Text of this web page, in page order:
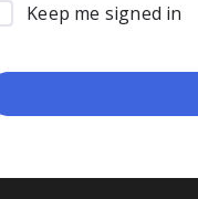
Keep me signed in